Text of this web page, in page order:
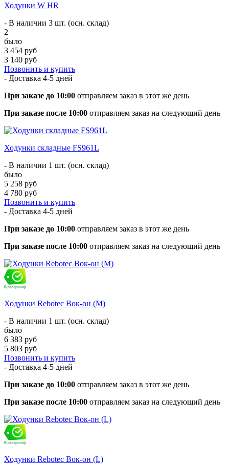
Ходунки W HR
- В наличии 3 шт. (осн. склад)
2
было
3 454 руб
3 140 руб
Позвонить и купить
- Доставка 4-5 дней
При заказе до 10:00 отправляем заказ в этот же день
При заказе после 10:00 отправляем заказ на следующий день
Ходунки складные FS961L
- В наличии 1 шт. (осн. склад)
было
5 258 руб
4 780 руб
Позвонить и купить
- Доставка 4-5 дней
При заказе до 10:00 отправляем заказ в этот же день
При заказе после 10:00 отправляем заказ на следующий день
Ходунки Rebotec Вок-он (M)
- В наличии 1 шт. (осн. склад)
было
6 383 руб
5 803 руб
Позвонить и купить
- Доставка 4-5 дней
При заказе до 10:00 отправляем заказ в этот же день
При заказе после 10:00 отправляем заказ на следующий день
Ходунки Rebotec Вок-он (L)